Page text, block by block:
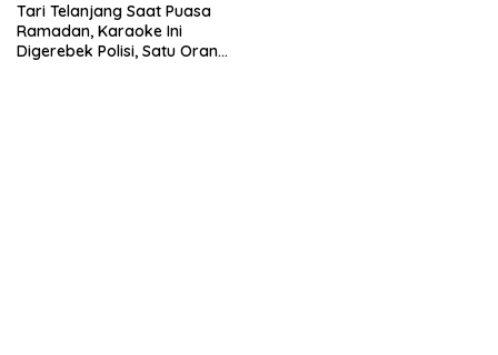
Tari Telanjang Saat Puasa
Ramadan, Karaoke Ini
Digerebek Polisi, Satu Orang